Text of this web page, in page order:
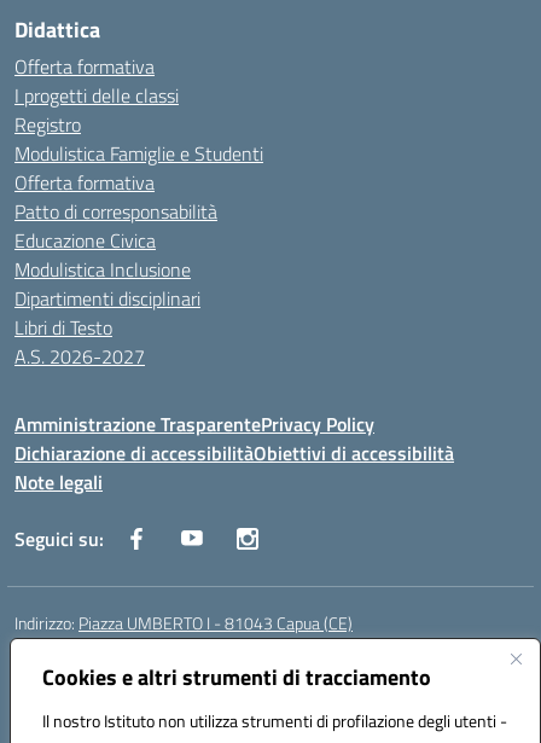
Cookies e altri strumenti di tracciamento
Il nostro Istituto non utilizza strumenti di profilazione degli utenti -
Didattica
Offerta formativa
I progetti delle classi
Registro
Modulistica Famiglie e Studenti
Offerta formativa
Patto di corresponsabilità
Educazione Civica
Modulistica Inclusione
Dipartimenti disciplinari
Libri di Testo
A.S. 2026-2027
Amministrazione TrasparentePrivacy Policy
Dichiarazione di accessibilitàObiettivi di accessibilità
Note legali
Seguici su:
Indirizzo: Piazza UMBERTO I - 81043 Capua (CE)
Centralino:
Posta elettronica certificata (PEC):cepm03000d@pec.istruzione.it
Codice fiscale: 93034560610